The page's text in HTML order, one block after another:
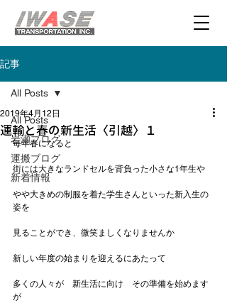
記事
All Posts
岩瀬ブログ
運搬ブログ
新着情報
All Posts
運輸と春の新生活〈引越〉１
2019年4月12日
毎年春になると
街には大きなランドセルを背負った小さな1年生や
やや大きめの制服を着た学生さんといった新入生の
姿を
見ることができ、微笑ましくなりませんか
新しい年度の始まりを迎えるにあたって
多くの人々が　新生活に向け　その準備を始めます
が